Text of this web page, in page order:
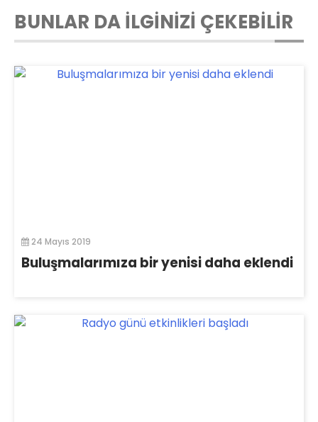
BUNLAR DA İLGİNİZİ ÇEKEBİLİR
24 Mayıs 2019
Buluşmalarımıza bir yenisi daha eklendi